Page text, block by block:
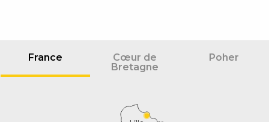
France
Cœur de
Bretagne
Poher